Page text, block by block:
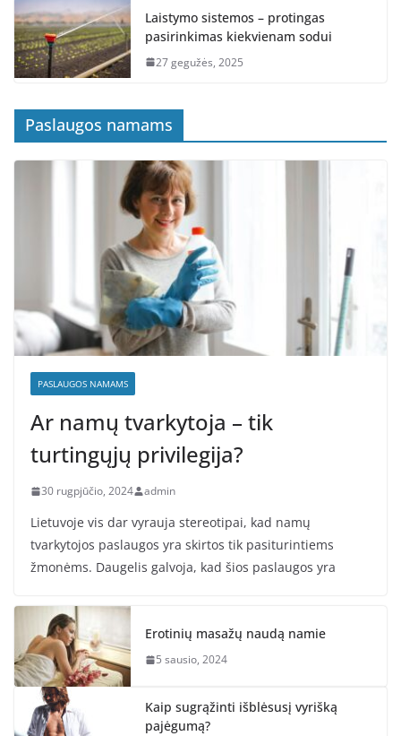
Laistymo sistemos – protingas
pasirinkimas kiekvienam sodui
27 gegužės, 2025
Paslaugos namams
PASLAUGOS NAMAMS
Ar namų tvarkytoja – tik
turtingųjų privilegija?
30 rugpjūčio, 2024 admin
Lietuvoje vis dar vyrauja stereotipai, kad namų
tvarkytojos paslaugos yra skirtos tik pasiturintiems
žmonėms. Daugelis galvoja, kad šios paslaugos yra
Erotinių masažų naudą namie
5 sausio, 2024
Kaip sugrąžinti išblėsusį vyrišką
pajėgumą?